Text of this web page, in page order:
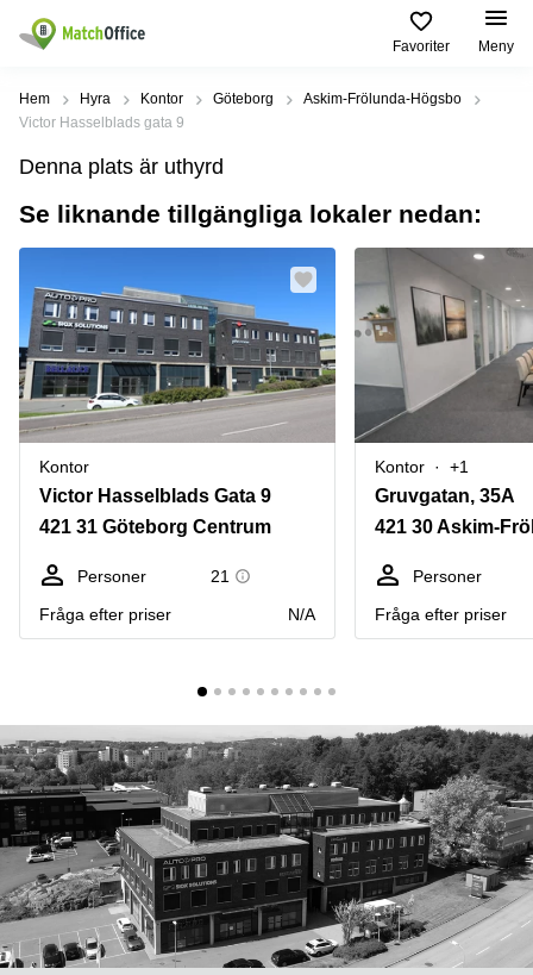
Favoriter Meny
Hyra / hyra ut
Kategorier
Kontor
Kontorshotell
Coworking
space
Lagerlokaler
Industrilokaler
Butikslokaler
Verkstad
kontor
Populära
Städer
Stockholm
Malmö
Uppsala
Norrköping
Östermalm
Skåne
Vasastan
Populära
sökningar
Kontorshotell
Stockholm
Hyra lokal
Stockholm
Kontorshotell
Göteborg
Coworking
Stockholm
Kontorshotell
Malmö
Coworking
Malmö
Lediga
lokaler
Hisingen
Lediga
lokaler
Hägersten
Hjälp
Om oss
Pris
Logga in
Hem Hyra Kontor Göteborg
Askim-Frölunda-Högsbo
Victor Hasselblads gata 9
Denna plats är uthyrd
Se liknande tillgängliga lokaler nedan:
Kontor
Victor Hasselblads Gata 9
421 31 Göteborg Centrum
Personer
21
Fråga efter priser
N/A
Kontor +1
Gruvgatan, 35A
Personer
Fråga efter priser